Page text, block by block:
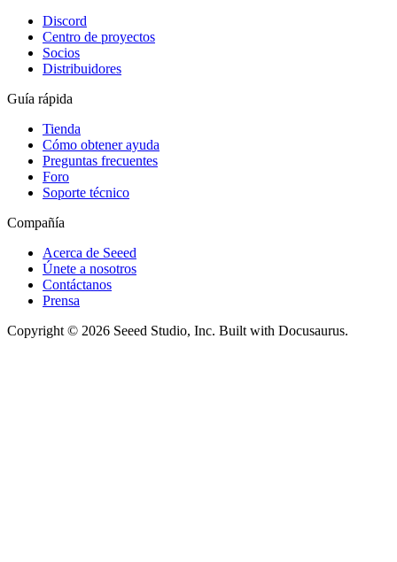
Discord
Centro de proyectos
Socios
Distribuidores
Guía rápida
Tienda
Cómo obtener ayuda
Preguntas frecuentes
Foro
Soporte técnico
Compañía
Acerca de Seeed
Únete a nosotros
Contáctanos
Prensa
Copyright © 2026 Seeed Studio, Inc. Built with Docusaurus.